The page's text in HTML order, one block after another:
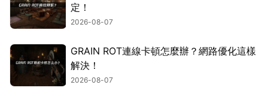
定！
2026-08-07
GRAIN ROT連線卡頓怎麼辦？網路優化這樣
解決！
2026-08-07